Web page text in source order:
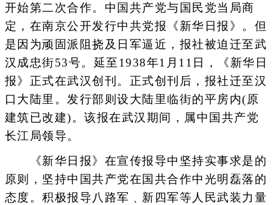
开始第二次合作。中国共产党与国民党当局商
定，在南京公开发行中共党报《新华日报》。但
是因为顽固派阻挠及日军逼近，报社被迫迁至武
汉成忠街53号。延至1938年1月11日，《新华日
报》正式在武汉创刊。正式创刊后，报社迁至汉
口大陆里。发行部则设大陆里临街的平房内(原
建筑已改建)。该报在武汉期间，属中国共产党
长江局领导。
《新华日报》在宣传报导中坚持实事求是的
原则，坚持中国共产党在国共合作中光明磊落的
态度。积极报导八路军﹑新四军等人民武装力量